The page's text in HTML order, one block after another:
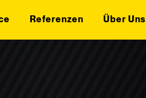
Referenzen Über Uns